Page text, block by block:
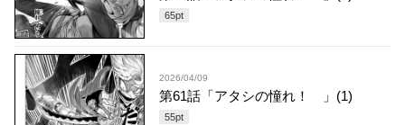
65pt
2026/04/09
第61話「アタシの憧れ！ 」(1)
55pt